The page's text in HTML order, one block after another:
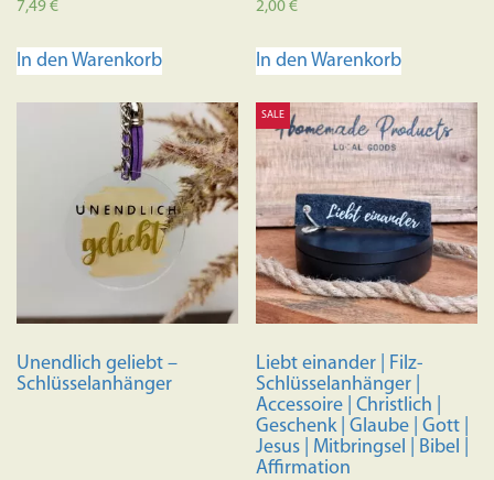
7,49€
In den Warenkorb
2,00€
In den Warenkorb
Unendlich geliebt –
Schlüsselanhänger
SALE
Liebt einander | Filz-
Schlüsselanhänger |
Accessoire | Christlich |
Geschenk | Glaube | Gott |
Jesus | Mitbringsel | Bibel |
Affirmation